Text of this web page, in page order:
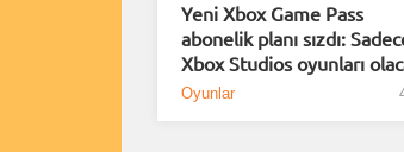
Yeni Xbox Game Pass
abonelik planı sızdı:
Xbox Studios oyunları
Oyunlar